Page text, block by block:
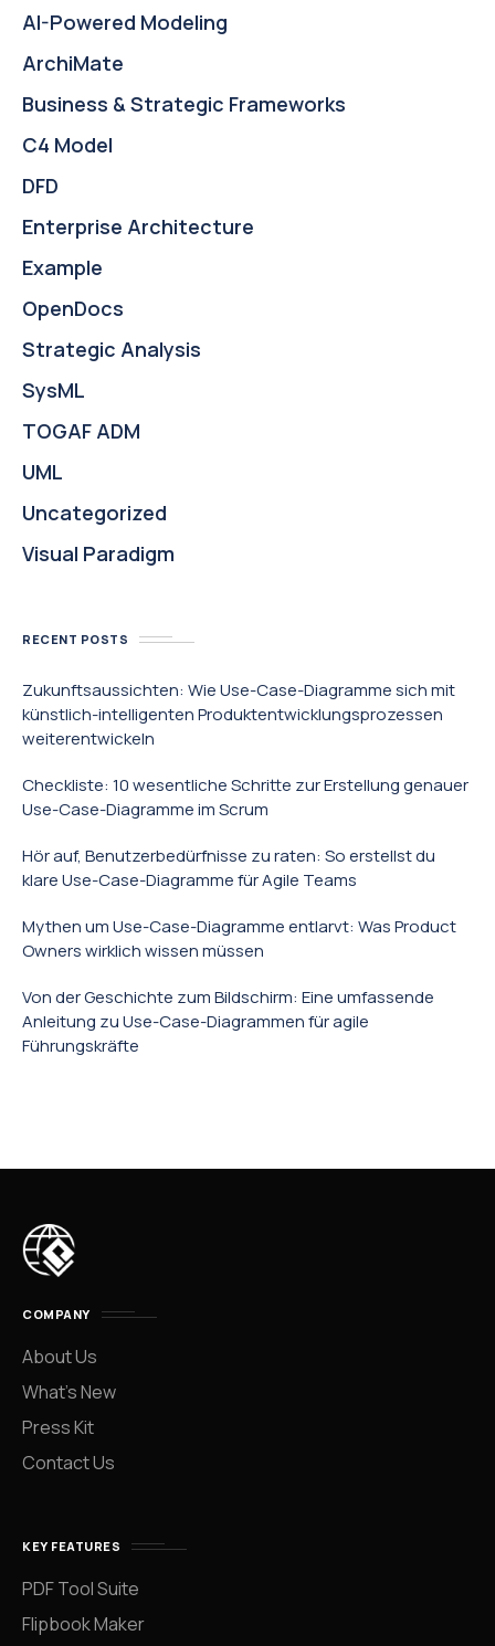
AI-Powered Modeling
ArchiMate
Business & Strategic Frameworks
C4 Model
DFD
Enterprise Architecture
Example
OpenDocs
Strategic Analysis
SysML
TOGAF ADM
UML
Uncategorized
Visual Paradigm
RECENT POSTS
Zukunftsaussichten: Wie Use-Case-Diagramme sich mit
künstlich-intelligenten Produktentwicklungsprozessen
weiterentwickeln
Checkliste: 10 wesentliche Schritte zur Erstellung genauer
Use-Case-Diagramme im Scrum
Hör auf, Benutzerbedürfnisse zu raten: So erstellst du
klare Use-Case-Diagramme für Agile Teams
Mythen um Use-Case-Diagramme entlarvt: Was Product
Owners wirklich wissen müssen
Von der Geschichte zum Bildschirm: Eine umfassende
Anleitung zu Use-Case-Diagrammen für agile
Führungskräfte
COMPANY
About Us
What’s New
Press Kit
Contact Us
KEY FEATURES
PDF Tool Suite
Flipbook Maker